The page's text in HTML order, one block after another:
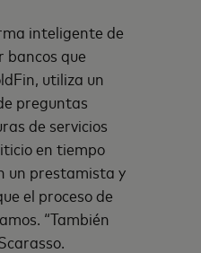
inteligente de
que
utiliza un
preguntas
de servicios
en tiempo
un prestamista y
el proceso de
“También